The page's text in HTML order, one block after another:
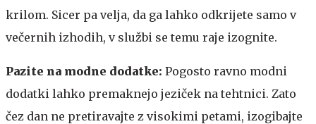
krilom. Sicer pa velja, da ga lahko odkrijete samo v
večernih izhodih, v službi se temu raje izognite.
Pazite na modne dodatke: Pogosto ravno modni
dodatki lahko premaknejo jeziček na tehtnici. Zato
čez dan ne pretiravajte z visokimi petami, izogibajte